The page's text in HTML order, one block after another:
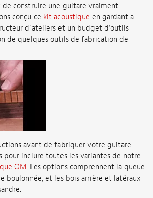
de construire une guitare vraiment
conçu ce kit acoustique en gardant à
d’ateliers et un budget d’outils
de quelques outils de fabrication de
avant de fabriquer votre guitare.
pour inclure toutes les variantes de notre
OM. Les options comprennent la queue
boulonnée, et les bois arrière et latéraux